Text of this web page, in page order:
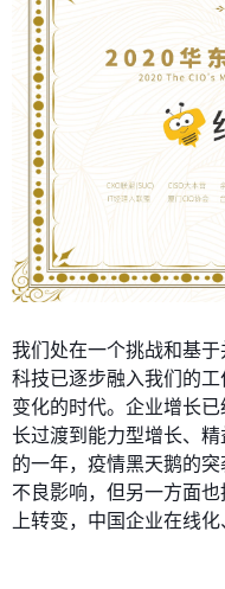
我们处在一个挑战和基
科技已逐步融入我们的
变化的时代。企业增长
长过渡到能力型增长、
的一年，疫情黑天鹅的
不良影响，但另一方面
上转变，中国企业在线化